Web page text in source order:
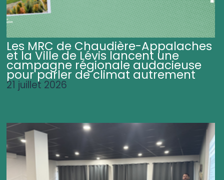
Les MRC de Chaudière-Appalaches
et la Ville de Lévis lancent une
campagne régionale audacieuse
pour parler de climat autrement
21 juillet 2026